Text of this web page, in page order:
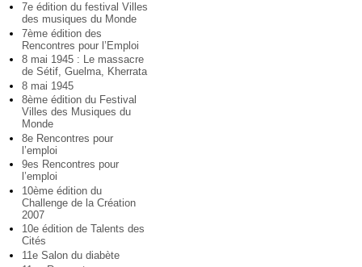
7e édition du festival Villes
des musiques du Monde
7ème édition des
Rencontres pour l’Emploi
8 mai 1945 : Le massacre
de Sétif, Guelma, Kherrata
8 mai 1945
8ème édition du Festival
Villes des Musiques du
Monde
8e Rencontres pour
l’emploi
9es Rencontres pour
l’emploi
10ème édition du
Challenge de la Création
2007
10e édition de Talents des
Cités
11e Salon du diabète